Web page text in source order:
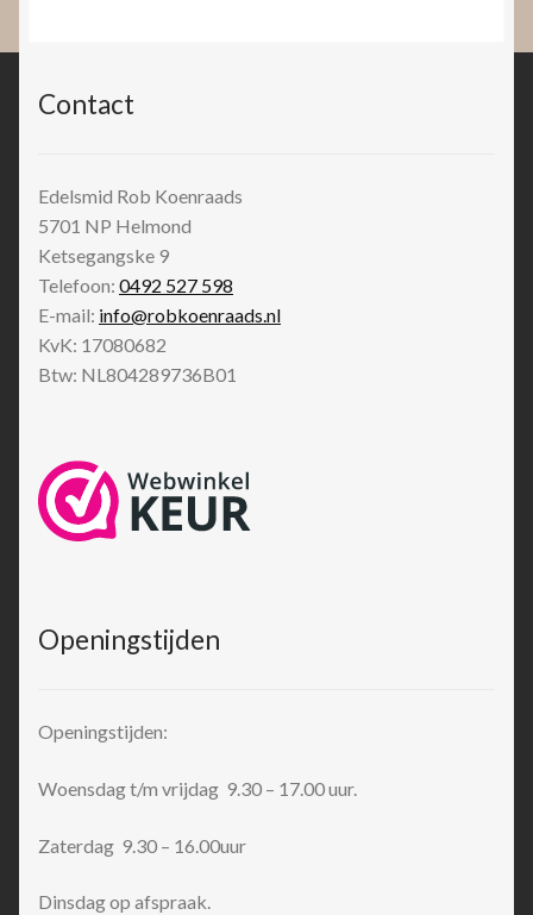
Contact
Edelsmid Rob Koenraads
5701 NP Helmond
Ketsegangske 9
Telefoon: 0492 527 598
E-mail: info@robkoenraads.nl
KvK: 17080682
Btw: NL804289736B01
Openingstijden
Openingstijden:
Woensdag t/m vrijdag 9.30 – 17.00 uur.
Zaterdag 9.30 – 16.00uur
Dinsdag op afspraak.